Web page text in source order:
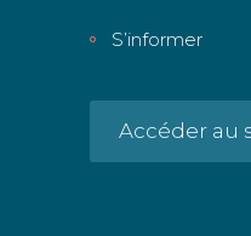
S’informer
Accéder au